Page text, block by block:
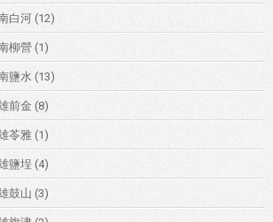
白河 (12)
柳營 (1)
鹽水 (13)
前金 (8)
苓雅 (1)
鹽埕 (4)
鼓山 (3)